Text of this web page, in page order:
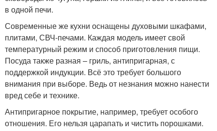
в одной печи.
Современные же кухни оснащены духовыми шкафами,
плитами, СВЧ-печами. Каждая модель имеет свой
температурный режим и способ приготовления пищи.
Посуда также разная – гриль, антипригарная, с
поддержкой индукции. Всё это требует большого
внимания при выборе. Ведь от незнания можно нанести
вред себе и технике.
Антипригарное покрытие, например, требует особого
отношения. Его нельзя царапать и чистить порошками.